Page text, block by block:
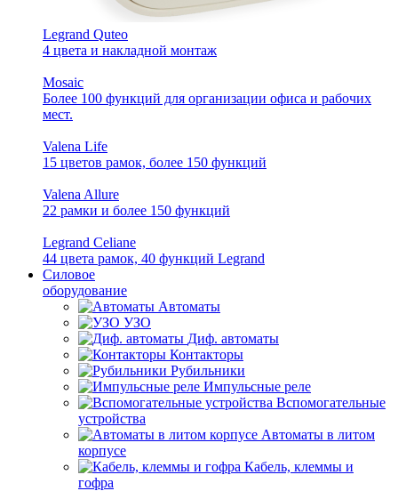
Legrand Quteo
4 цвета и накладной монтаж
Mosaic
Более 100 функций для организации офиса и рабочих
мест.
Valena Life
15 цветов рамок, более 150 функций
Valena Allure
22 рамки и более 150 функций
Legrand Celiane
44 цвета рамок, 40 функций Legrand
Силовое
оборудование
Автоматы
УЗО
Диф. автоматы
Контакторы
Рубильники
Импульсные реле
Вспомогательные
устройства
Автоматы в литом
корпусе
Кабель, клеммы и
гофра